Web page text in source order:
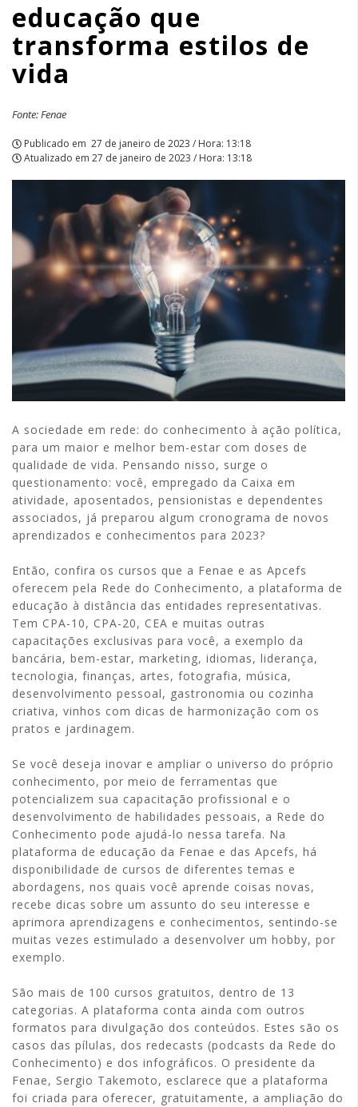
de
vida
APCEF/SP
educação que
transforma estilos de
vida
Fonte: Fenae
Publicado em 27 de janeiro de 2023 / Hora: 13:18
Atualizado em 27 de janeiro de 2023 / Hora: 13:18
A sociedade em rede: do conhecimento à ação política,
para um maior e melhor bem-estar com doses de
qualidade de vida. Pensando nisso, surge o
questionamento: você, empregado da Caixa em
atividade, aposentados, pensionistas e dependentes
associados, já preparou algum cronograma de novos
aprendizados e conhecimentos para 2023?
Então, confira os cursos que a Fenae e as Apcefs
oferecem pela Rede do Conhecimento, a plataforma de
educação à distância das entidades representativas.
Tem CPA-10, CPA-20, CEA e muitas outras
capacitações exclusivas para você, a exemplo da
bancária, bem-estar, marketing, idiomas, liderança,
tecnologia, finanças, artes, fotografia, música,
desenvolvimento pessoal, gastronomia ou cozinha
criativa, vinhos com dicas de harmonização com os
pratos e jardinagem.
Se você deseja inovar e ampliar o universo do próprio
conhecimento, por meio de ferramentas que
potencializem sua capacitação profissional e o
desenvolvimento de habilidades pessoais, a Rede do
Conhecimento pode ajudá-lo nessa tarefa. Na
plataforma de educação da Fenae e das Apcefs, há
disponibilidade de cursos de diferentes temas e
abordagens, nos quais você aprende coisas novas,
recebe dicas sobre um assunto do seu interesse e
aprimora aprendizagens e conhecimentos, sentindo-se
muitas vezes estimulado a desenvolver um hobby, por
exemplo.
São mais de 100 cursos gratuitos, dentro de 13
categorias. A plataforma conta ainda com outros
formatos para divulgação dos conteúdos. Estes são os
casos das pílulas, dos redecasts (podcasts da Rede do
Conhecimento) e dos infográficos. O presidente da
Fenae, Sergio Takemoto, esclarece que a plataforma
foi criada para oferecer, gratuitamente, a ampliação do